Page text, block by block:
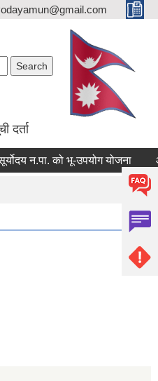
दर्ता
न.पा. को भू-उपयोग योजना